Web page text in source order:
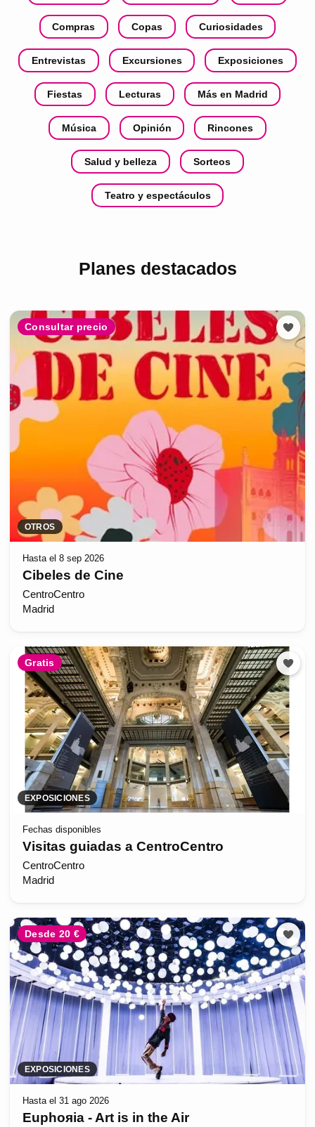
Compras Copas Curiosidades
Entrevistas Excursiones Exposiciones
Fiestas Lecturas Más en Madrid
Música Opinión Rincones
Salud y belleza Sorteos
Teatro y espectáculos
Planes destacados
Consultar precio
OTROS
Hasta el 8 sep 2026
Cibeles de Cine
CentroCentro
Madrid
Gratis
EXPOSICIONES
Fechas disponibles
Visitas guiadas a CentroCentro
CentroCentro
Madrid
Desde 20 €
EXPOSICIONES
Hasta el 31 ago 2026
Euphoяia - Art is in the Air